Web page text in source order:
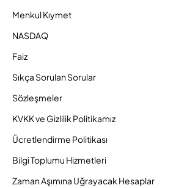
Menkul Kıymet
NASDAQ
Faiz
Sıkça Sorulan Sorular
Sözleşmeler
KVKK ve Gizlilik Politikamız
Ücretlendirme Politikası
Bilgi Toplumu Hizmetleri
Zaman Aşımına Uğrayacak Hesaplar